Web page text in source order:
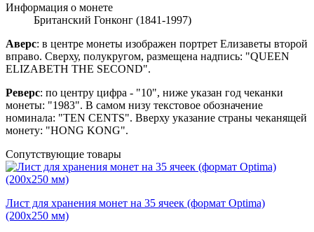
Информация о монете
Британский Гонконг (1841-1997)
Аверс: в центре монеты изображен портрет Елизаветы второй
вправо. Сверху, полукругом, размещена надпись: "QUEEN
ELIZABETH THE SECOND".
Реверс: по центру цифра - "10", ниже указан год чеканки
монеты: "1983". В самом низу текстовое обозначение
номинала: "TEN CENTS". Вверху указание страны чеканящей
монету: "HONG KONG".
Сопутствующие товары
Лист для хранения монет на 35 ячеек (формат Optima)
(200х250 мм)